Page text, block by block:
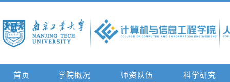
首页 学院概况 师资队伍 科学研究